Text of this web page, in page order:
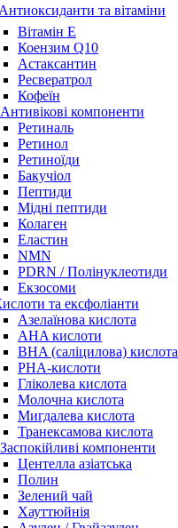
та вітаміни
Вітамін Е
Коензим Q10
Астаксантин
Ресвератрол
Кофеїн
компоненти
Ретиналь
Ретинол
Ретиноїди
Бакучіол
Пептиди
Мідні пептиди
Колаген
Еластин
NMN
PDRN / Полінуклеотиди
Екзосоми
та ексфоліанти
Азелаїнова кислота
AHA кислоти
BHA (саліцилова) кислота
PHA-кислоти
Гліколева кислота
Молочна кислота
Мигдалева кислота
Транексамова кислота
компоненти
Центелла азіатська
Полин
Зелений чай
Хауттюйнія